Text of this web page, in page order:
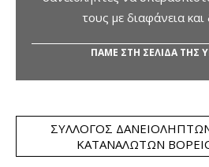
τους με διαφάνεια και
ΠΑΜΕ ΣΤΗ ΣΕΛΙΔΑ ΤΗΣ
ΣΎΛΛΟΓΟΣ
ΚΑΤΑΝΑΛΩΤΏΝ